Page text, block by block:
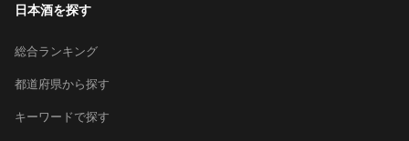
日本酒を探す
総合ランキング
都道府県から探す
キーワードで探す